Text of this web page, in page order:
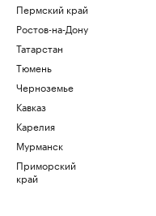
Пермский край
Ростов-на-Дону
Татарстан
Тюмень
Черноземье
Кавказ
Карелия
Мурманск
Приморский
край